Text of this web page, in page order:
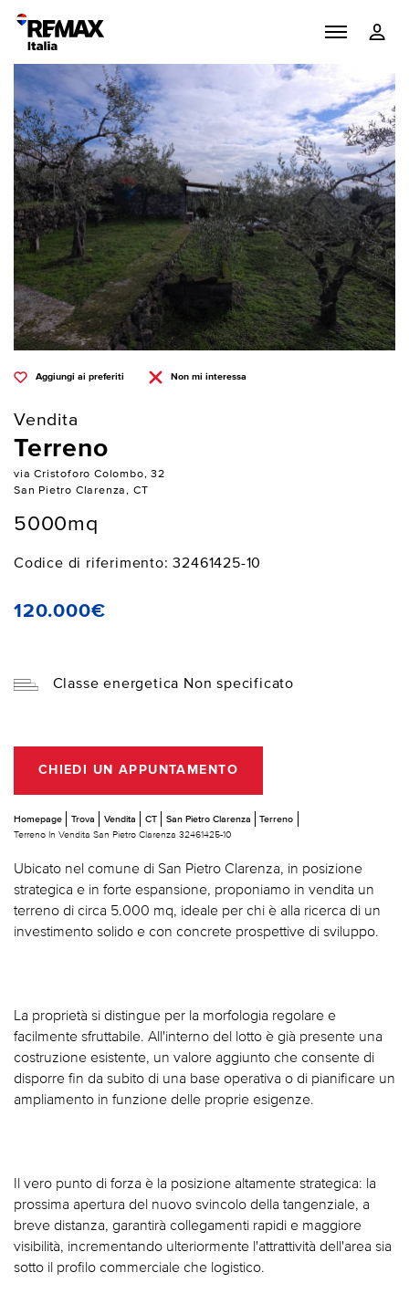
Aggiungi ai preferiti Non mi interessa
Vendita
Terreno
via Cristoforo Colombo, 32
San Pietro Clarenza, CT
5000mq
Codice di riferimento: 32461425-10
120.000€
Classe energetica Non specificato
CHIEDI UN APPUNTAMENTO
Homepage Trova Vendita CT San Pietro Clarenza
Terreno
Terreno In Vendita San Pietro Clarenza 32461425-10
Ubicato nel comune di San Pietro Clarenza, in posizione
strategica e in forte espansione, proponiamo in vendita un
terreno di circa 5.000 mq, ideale per chi è alla ricerca di un
investimento solido e con concrete prospettive di sviluppo.
La proprietà si distingue per la morfologia regolare e
facilmente sfruttabile. All'interno del lotto è già presente una
costruzione esistente, un valore aggiunto che consente di
disporre fin da subito di una base operativa o di pianificare un
ampliamento in funzione delle proprie esigenze.
Il vero punto di forza è la posizione altamente strategica: la
prossima apertura del nuovo svincolo della tangenziale, a
breve distanza, garantirà collegamenti rapidi e maggiore
visibilità, incrementando ulteriormente l'attrattività dell'area sia
sotto il profilo commerciale che logistico.